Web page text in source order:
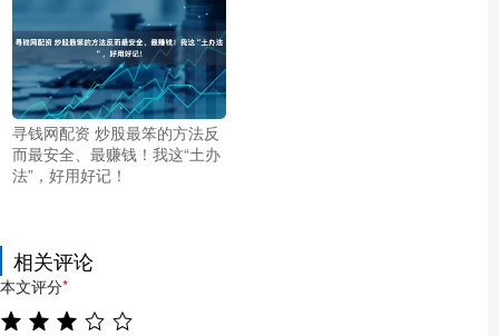
寻钱网配资 炒股最笨的方法反
而最安全、最赚钱！我这“土办
法”，好用好记！
相关评论
本文评分*